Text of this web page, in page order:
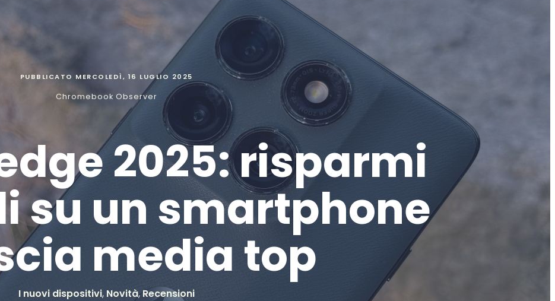
PUBBLICATO MERCOLEDÌ, 16 LUGLIO 2025
Chromebook Observer
2025: risparmi
su un smartphone
media top
I nuovi dispositivi, Novità,Recensioni